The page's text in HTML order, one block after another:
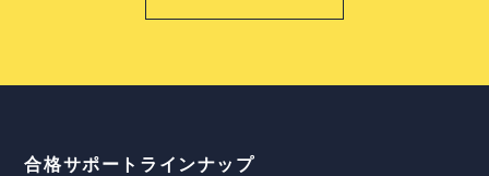
合格サポートラインナップ